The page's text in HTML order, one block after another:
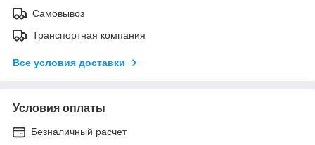
Самовывоз
Транспортная компания
Все условия доставки
Условия оплаты
Безналичный расчет